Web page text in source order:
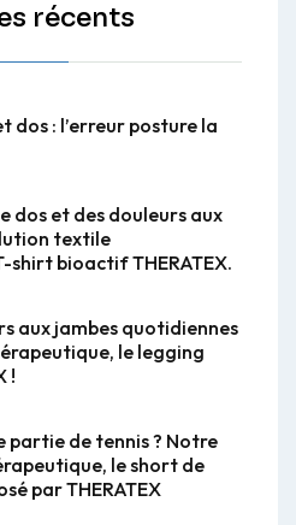
récents
dos : l’erreur posture la
dos et des douleurs aux
textile
shirt bioactif THERATEX.
aux jambes quotidiennes
le legging
!
partie de tennis ? Notre
le short de
par THERATEX